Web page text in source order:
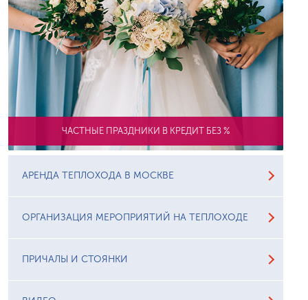
ЧАСТНЫЕ ПРАЗДНИКИ В КРЕДИТ БЕЗ %
АРЕНДА ТЕПЛОХОДА В МОСКВЕ
ОРГАНИЗАЦИЯ МЕРОПРИЯТИЙ НА ТЕПЛОХОДЕ
ПРИЧАЛЫ И СТОЯНКИ